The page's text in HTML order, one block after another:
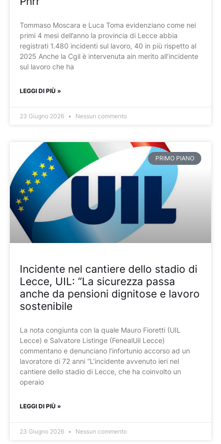
Tommaso Moscara e Luca Toma evidenziano come nei
primi 4 mesi dell’anno la provincia di Lecce abbia
registrati 1.480 incidenti sul lavoro, 40 in più rispetto al
2025 Anche la Cgil è intervenuta ain merito all’incidente
sul lavoro che ha
LEGGI DI PIÙ »
23 Giugno 2026 Nessun commento
PRIMO PIANO
Incidente nel cantiere dello stadio di
Lecce, UIL: “La sicurezza passa
anche da pensioni dignitose e lavoro
sostenibile
La nota congiunta con la quale Mauro Fioretti (UIL
Lecce) e Salvatore Listinge (FenealUil Lecce)
commentano e denunciano l’infortunio accorso ad un
lavoratore di 72 anni “L’incidente avvenuto ieri nel
cantiere dello stadio di Lecce, che ha coinvolto un
operaio
LEGGI DI PIÙ »
23 Giugno 2026 Nessun commento